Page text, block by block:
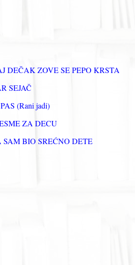
DEČAK ZOVE SE PEPO KRSTA
SEJAČ
(Rani jadi)
ZA DECU
SAM BIO SREĆNO DETE